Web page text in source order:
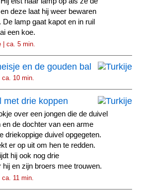
deze laat hij weer bewaren
lamp gaat kapot en in ruil
een koe.
| ca. 5 min.
en de gouden bal
ca. 10 min.
met drie koppen
over een jongen die de duivel
de dochter van een arme
driekoppige duivel opgegeten.
er op uit om hen te redden.
hij ook nog drie
en zijn broers mee trouwen.
11 min.